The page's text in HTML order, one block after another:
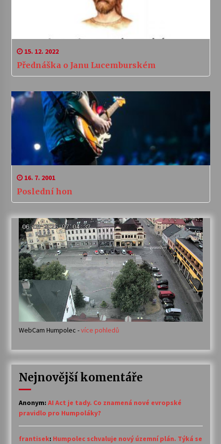
15. 12. 2022
Přednáška o Janu Lucemburském
16. 7. 2001
Poslední hon
WebCam Humpolec -více pohledů
Nejnovější komentáře
Anonym: AI Act je tady. Co znamená nové evropské
pravidlo pro Humpoláky?
frantisek: Humpolec schvaluje nový územní plán. Týká se